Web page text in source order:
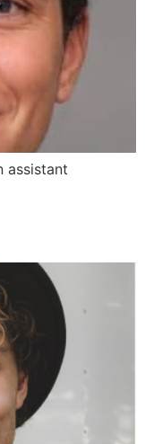
assistant